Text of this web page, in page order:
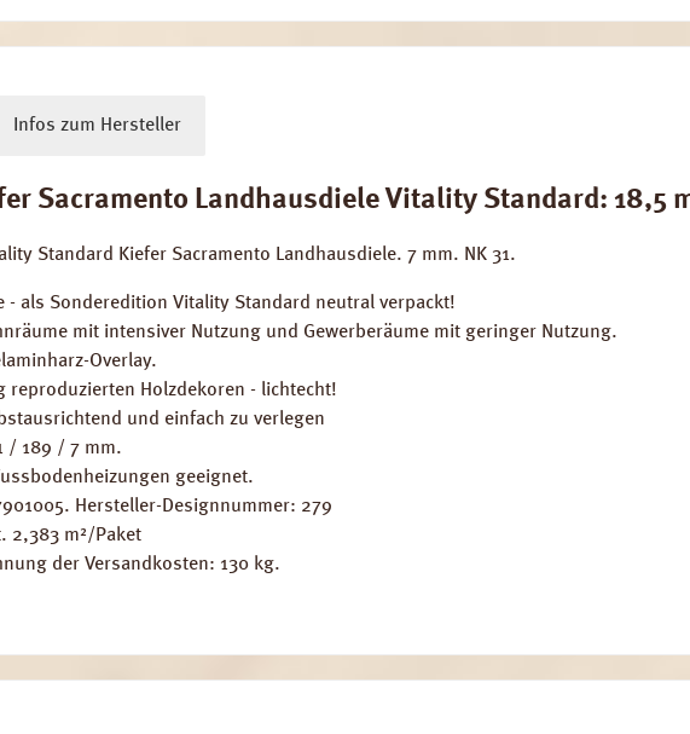
Infos zum Hersteller
Sacramento Landhausdiele Vitality Standard: 18,5
Standard Kiefer Sacramento Landhausdiele. 7 mm. NK 31.
als Sonderedition Vitality Standard neutral verpackt!
mit intensiver Nutzung und Gewerberäume mit geringer Nutzung.
Overlay.
reproduzierten Holzdekoren - lichtecht!
und einfach zu verlegen
/ 189 / 7 mm.
geeignet.
Hersteller-Designnummer: 279
2,383 m²/Paket
der Versandkosten: 130 kg.